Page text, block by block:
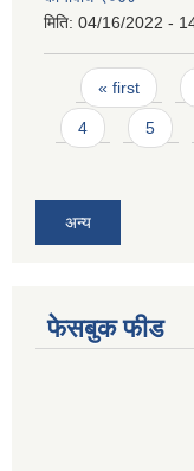
मिति: 04/16/2022 -
Pages
« first
4 5
अन्य
फेसबुक फीड